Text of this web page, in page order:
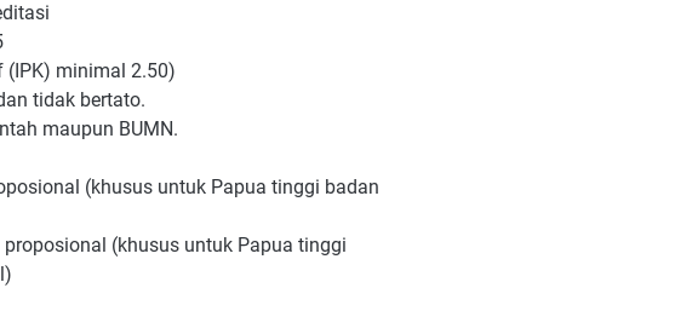
(IPK) minimal 2.50)
tidak bertato.
maupun BUMN.
(khusus untuk Papua tinggi badan
(khusus untuk Papua tinggi